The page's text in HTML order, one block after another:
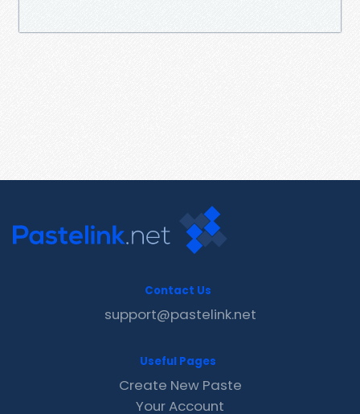
Contact Us
support@pastelink.net
Useful Pages
Create New Paste
Your Account